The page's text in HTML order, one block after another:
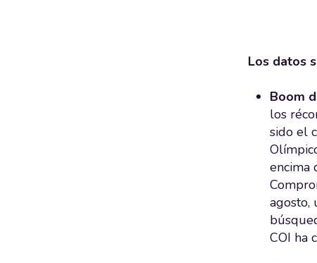
Los datos
Boom
los
sido el
encima
agosto,
COI ha